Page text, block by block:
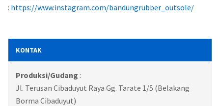
: https://www.instagram.com/bandungrubber_outsole/
KONTAK
Produksi/Gudang :
Jl. Terusan Cibaduyut Raya Gg. Tarate 1/5 (Belakang
Borma Cibaduyut)